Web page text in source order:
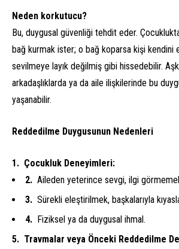
Neden korkutucu?
Bu, duygusal güvenliği tehdit eder.
bağ kurmak ister; o bağ koparsa kişi kendini
sevilmeye layık değilmiş gibi hissedebilir. Aşk
arkadaşlıklarda ya da aile ilişkilerinde bu
yaşanabilir.
Reddedilme Duygusunun Nedenleri
Çocukluk Deneyimleri:
Aileden yeterince sevgi, ilgi
Sürekli eleştirilmek, başkalarıyla
Fiziksel ya da duygusal ihmal.
Travmalar veya Önceki Reddedilme